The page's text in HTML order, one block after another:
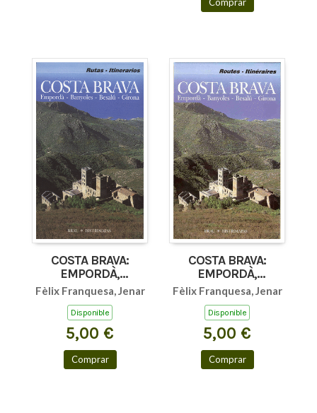
COSTA BRAVA:
EMPORDÀ,
BANYOLES,
BESALÚ, GIRONA
Fèlix Franquesa, Jenar
Disponible
5,00 €
Comprar
COSTA BRAVA:
EMPORDÀ,
BANYOLES,
BESALÚ, GIRONA
Fèlix Franquesa, Jenar
Disponible
5,00 €
Comprar